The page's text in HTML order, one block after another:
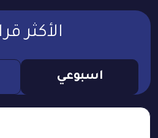
الأكثر
اسبوعي